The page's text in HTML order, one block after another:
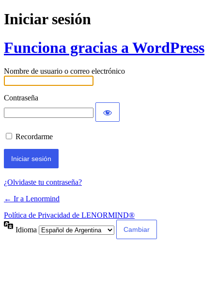
Iniciar sesión
Funciona gracias a WordPress
Nombre de usuario o correo electrónico
Contraseña
Recordarme
¿Olvidaste tu contraseña?
← Ir a Lenormind
Política de Privacidad de LENORMIND®
Idioma